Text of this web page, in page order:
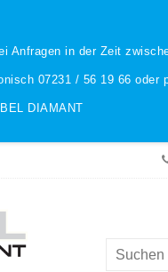
Anfragen in der Zeit
07231 / 56 19 66 oder
DIAMANT